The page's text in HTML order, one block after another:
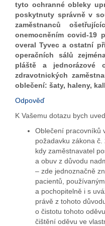
tyto ochranné obleky
poskytnuty správně v
zaměstnanců
onemocněním covid-19
overal Tyvec a ostatní
operačních sálů
pláště a jednorázové
zdravotnických
oblečení: šaty, haleny,
Odpověď
K Vašemu dotazu bych
Oblečení pracovníků
požadavku zákona č.
kdy zaměstnavatel
a obuv z důvodu
– zde jednoznačně
pacientů,
a pochopitelně i s
právě z tohoto
o čistotu tohoto
čištění oděvu ve